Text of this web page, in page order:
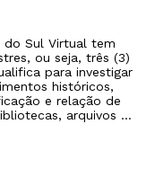
do Sul Virtual tem
ou seja, três (3)
para investigar
históricos,
e relação de
arquivos ou